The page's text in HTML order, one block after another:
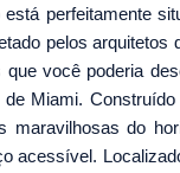
perfeitamente
pelos arquitetos
você poderia
Miami.
maravilhosas do
acessível.